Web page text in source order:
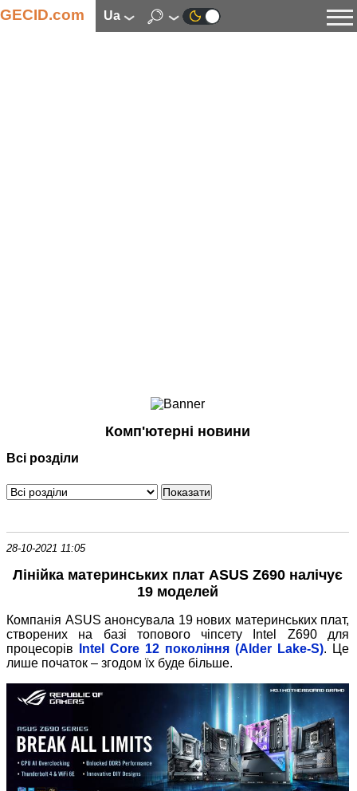
GECID.com ua
Смартфони
Периферія
Програмне забезпечення
Комп'ютерні новини
Всі розділи
28-10-2021 11:05
Лінійка материнських плат ASUS Z690 налічує
19 моделей
Компанія ASUS анонсувала 19 нових материнських плат,
створених на базі топового чіпсету Intel Z690 для
процесорів
Intel Core 12 покоління (Alder Lake-S). Це
лише початок – згодом їх буде більше.